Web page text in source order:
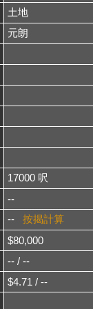
土地
元朗
17000 呎
--
-- 按揭計算
$80,000
-- / --
$4.71 / --